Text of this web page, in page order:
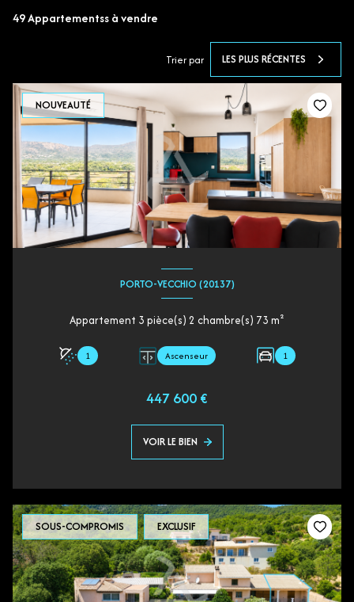
49Appartementss à vendre
Trier par LES PLUS RÉCENTES
NOUVEAUTÉ
PORTO-VECCHIO (20137)
Appartement 3 pièce(s) 2 chambre(s) 73 m²
1 Ascenseur 1
447 600 €
VOIR LE BIEN
SOUS-COMPROMIS EXCLUSIF